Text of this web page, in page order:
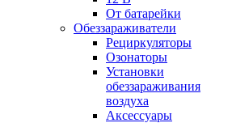
От батарейки
Обеззараживатели
Рециркуляторы
Озонаторы
Установки
обеззараживания
воздуха
Аксессуары